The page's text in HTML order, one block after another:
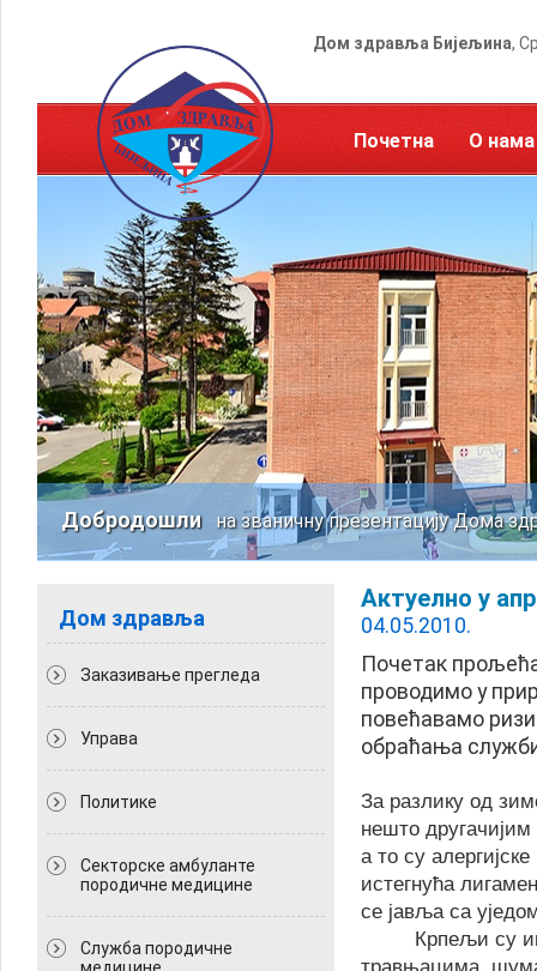
Дом здравља Бијељина,
Почетна О нама
Добродошлина званичну презентацију Дома
Дом здравља
Заказивање прегледа
Управа
Политикe
Секторске амбуланте
породичне медицине
Служба породичне
Актуелно у
04.05.2010.
Почетак
проводимо у
повећавамо
обраћања
За разлику од
нешто
а то су
истегнућа
се јавља са
Крпељи су